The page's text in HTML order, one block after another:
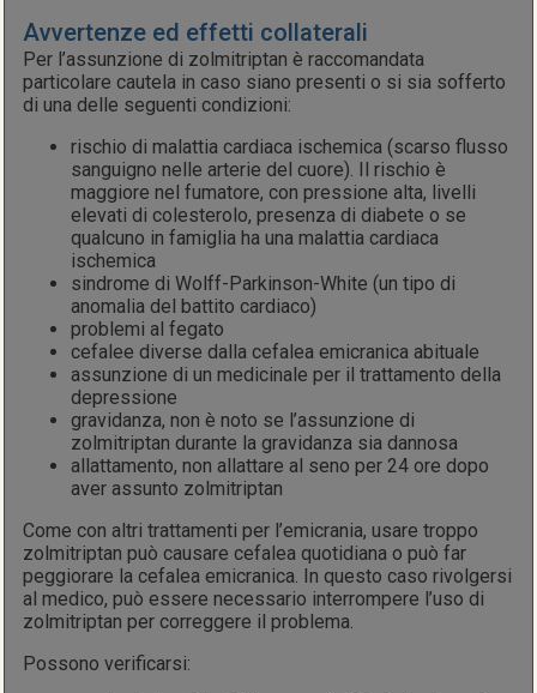
Avvertenze ed effetti collaterali
Per l’assunzione di zolmitriptan è raccomandata
particolare cautela in caso siano presenti o si sia sofferto
di una delle seguenti condizioni:
rischio di malattia cardiaca ischemica (scarso flusso
sanguigno nelle arterie del cuore). Il rischio è
maggiore nel fumatore, con pressione alta, livelli
elevati di colesterolo, presenza di diabete o se
qualcuno in famiglia ha una malattia cardiaca
ischemica
sindrome di Wolff-Parkinson-White (un tipo di
anomalia del battito cardiaco)
problemi al fegato
cefalee diverse dalla cefalea emicranica abituale
assunzione di un medicinale per il trattamento della
depressione
gravidanza, non è noto se l’assunzione di
zolmitriptan durante la gravidanza sia dannosa
allattamento, non allattare al seno per 24 ore dopo
aver assunto zolmitriptan
Come con altri trattamenti per l’emicrania, usare troppo
zolmitriptan può causare cefalea quotidiana o può far
peggiorare la cefalea emicranica. In questo caso rivolgersi
al medico, può essere necessario interrompere l’uso di
zolmitriptan per correggere il problema.
Possono verificarsi: